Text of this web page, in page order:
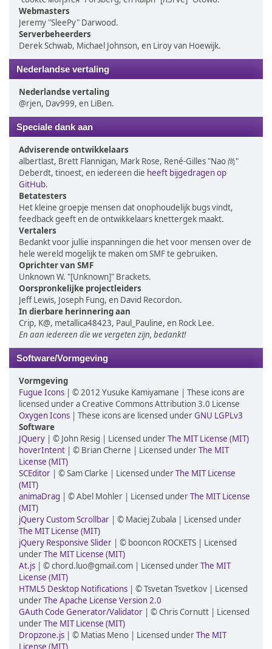
Webmasters
Jeremy "SleePy" Darwood.
Serverbeheerders
Derek Schwab, Michael Johnson, en Liroy van Hoewijk.
Nederlandse vertaling
Nederlandse vertaling
@rjen, Dav999, en LiBen.
Speciale dank aan
Adviserende ontwikkelaars
albertlast, Brett Flannigan, Mark Rose, René-Gilles "Nao 尚"
Deberdt, tinoest, en iedereen die heeft bijgedragen op
GitHub.
Betatesters
Het kleine groepje mensen dat onophoudelijk bugs vindt,
feedback geeft en de ontwikkelaars knettergek maakt.
Vertalers
Bedankt voor jullie inspanningen die het voor mensen over de
hele wereld mogelijk te maken om SMF te gebruiken.
Oprichter van SMF
Unknown W. "[Unknown]" Brackets.
Oorspronkelijke projectleiders
Jeff Lewis, Joseph Fung, en David Recordon.
In dierbare herinnering aan
Crip, K@, metallica48423, Paul_Pauline, en Rock Lee.
En aan iedereen die we vergeten zijn, bedankt!
Software/Vormgeving
Vormgeving
Fugue Icons | © 2012 Yusuke Kamiyamane | These icons are
licensed under a Creative Commons Attribution 3.0 License
Oxygen Icons | These icons are licensed underGNU LGPLv3
Software
JQuery | © John Resig | Licensed underThe MIT License (MIT)
hoverIntent | © Brian Cherne | Licensed underThe MIT
License (MIT)
SCEditor | © Sam Clarke | Licensed underThe MIT License
(MIT)
animaDrag | © Abel Mohler | Licensed underThe MIT License
(MIT)
jQuery Custom Scrollbar | © Maciej Zubala | Licensed under
The MIT License (MIT)
jQuery Responsive Slider | © booncon ROCKETS | Licensed
underThe MIT License (MIT)
At.js | © chord.luo@gmail.com | Licensed underThe MIT
License (MIT)
HTML5 Desktop Notifications | © Tsvetan Tsvetkov | Licensed
underThe Apache License Version 2.0
GAuth Code Generator/Validator | © Chris Cornutt | Licensed
underThe MIT License (MIT)
Dropzone.js | © Matias Meno | Licensed underThe MIT
License (MIT)